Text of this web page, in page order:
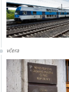
včera